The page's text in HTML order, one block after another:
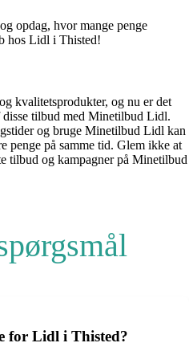
opdag, hvor mange penge
hos Lidl i Thisted!
kvalitetsprodukter, og nu er det
disse tilbud med Minetilbud Lidl.
og bruge Minetilbud Lidl kan
penge på samme tid. Glem ikke at
tilbud og kampagner på Minetilbud
for Lidl i Thisted?